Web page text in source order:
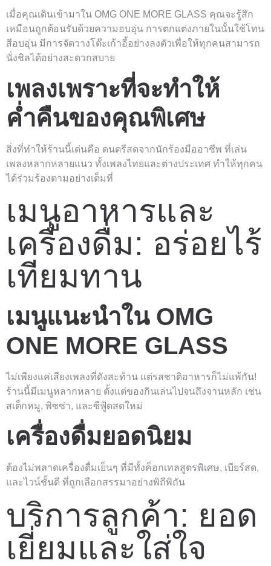
เมื่อคุณเดินเข้ามาใน OMG ONE MORE GLASS คุณจะรู้สึก
เหมือนถูกต้อนรับด้วยความอบอุ่น การตกแต่งภายในนั้นใช้โทน
สีอบอุ่น มีการจัดวางโต๊ะเก้าอี้อย่างลงตัวเพื่อให้ทุกคนสามารถ
นั่งชิลได้อย่างสะดวกสบาย
เพลงเพราะที่จะทำให้
ค่ำคืนของคุณพิเศษ
สิ่งที่ทำให้ร้านนี้เด่นคือ ดนตรีสดจากนักร้องมืออาชีพ ที่เล่น
เพลงหลากหลายแนว ทั้งเพลงไทยและต่างประเทศ ทำให้ทุกคน
ได้ร่วมร้องตามอย่างเต็มที่
เมนูอาหารและ
เครื่องดื่ม: อร่อยไร้
เทียมทาน
เมนูแนะนำใน OMG
ONE MORE GLASS
ไม่เพียงแค่เสียงเพลงที่ดังสะท้าน แต่รสชาติอาหารก็ไม่แพ้กัน!
ร้านนี้มีเมนูหลากหลาย ตั้งแต่ของกินเล่นไปจนถึงจานหลัก เช่น
สเต็กหมู, พิซซ่า, และซีฟู้ดสดใหม่
เครื่องดื่มยอดนิยม
ต้องไม่พลาดเครื่องดื่มเย็นๆ ที่มีทั้งค็อกเทลสูตรพิเศษ, เบียร์สด,
และไวน์ชั้นดี ที่ถูกเลือกสรรมาอย่างพิถีพิถัน
บริการลูกค้า: ยอด
เยี่ยมและใส่ใจ